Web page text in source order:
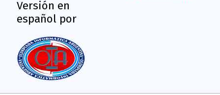
Versión en
español por